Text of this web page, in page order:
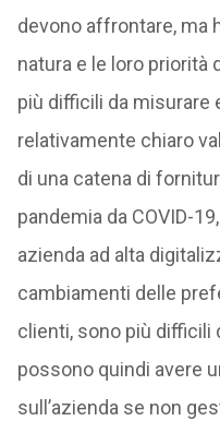
devono affrontare, ma
natura e le loro priorità
più difficili da misurare
relativamente chiaro
di una catena di
pandemia da COVID-
azienda ad alta
cambiamenti delle
clienti, sono più difficili
possono quindi avere
sull’azienda se non